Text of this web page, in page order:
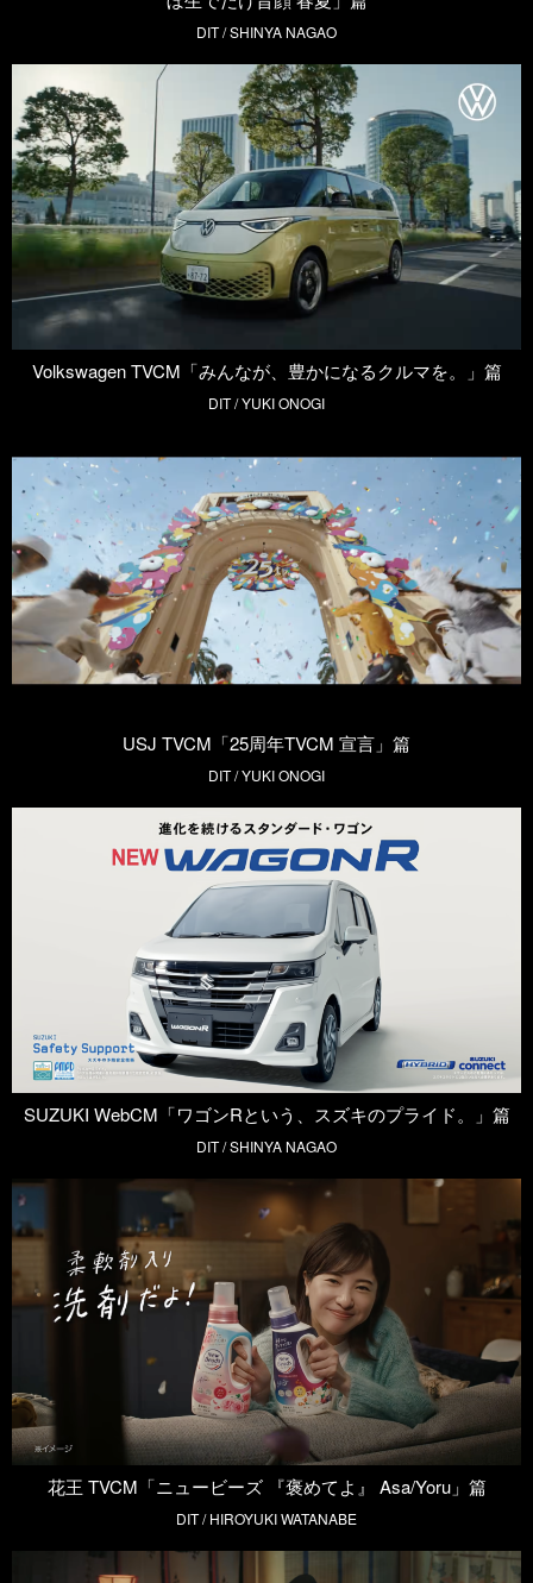
DIT / SHINYA NAGAO
Volkswagen​​​ TVCM「みんなが、豊かになるクルマを。」篇
DIT / YUKI ONOGI
USJ TVCM「25周年TVCM 宣言」篇
DIT / YUKI ONOGI
SUZUKI WebCM「ワゴンRという、スズキのプライド。」篇
DIT / SHINYA NAGAO
花王 TVCM「ニュービーズ 『褒めてよ』 Asa/Yoru」篇
DIT / HIROYUKI WATANABE